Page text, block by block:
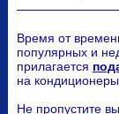
Время от
популярных и
прилагается
на
Не пропустите